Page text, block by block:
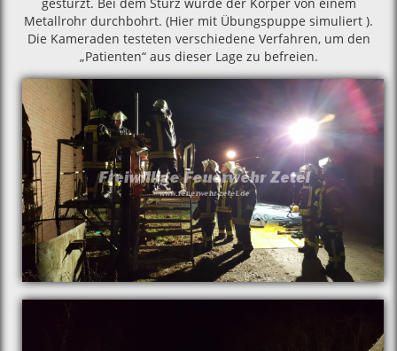
Metallrohr durchbohrt. (Hier mit Übungspuppe simuliert ).
Die Kameraden testeten verschiedene Verfahren, um den
„Patienten“ aus dieser Lage zu befreien.